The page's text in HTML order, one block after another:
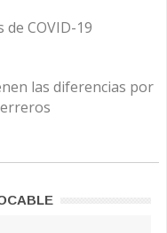
COVID-19
las diferencias por